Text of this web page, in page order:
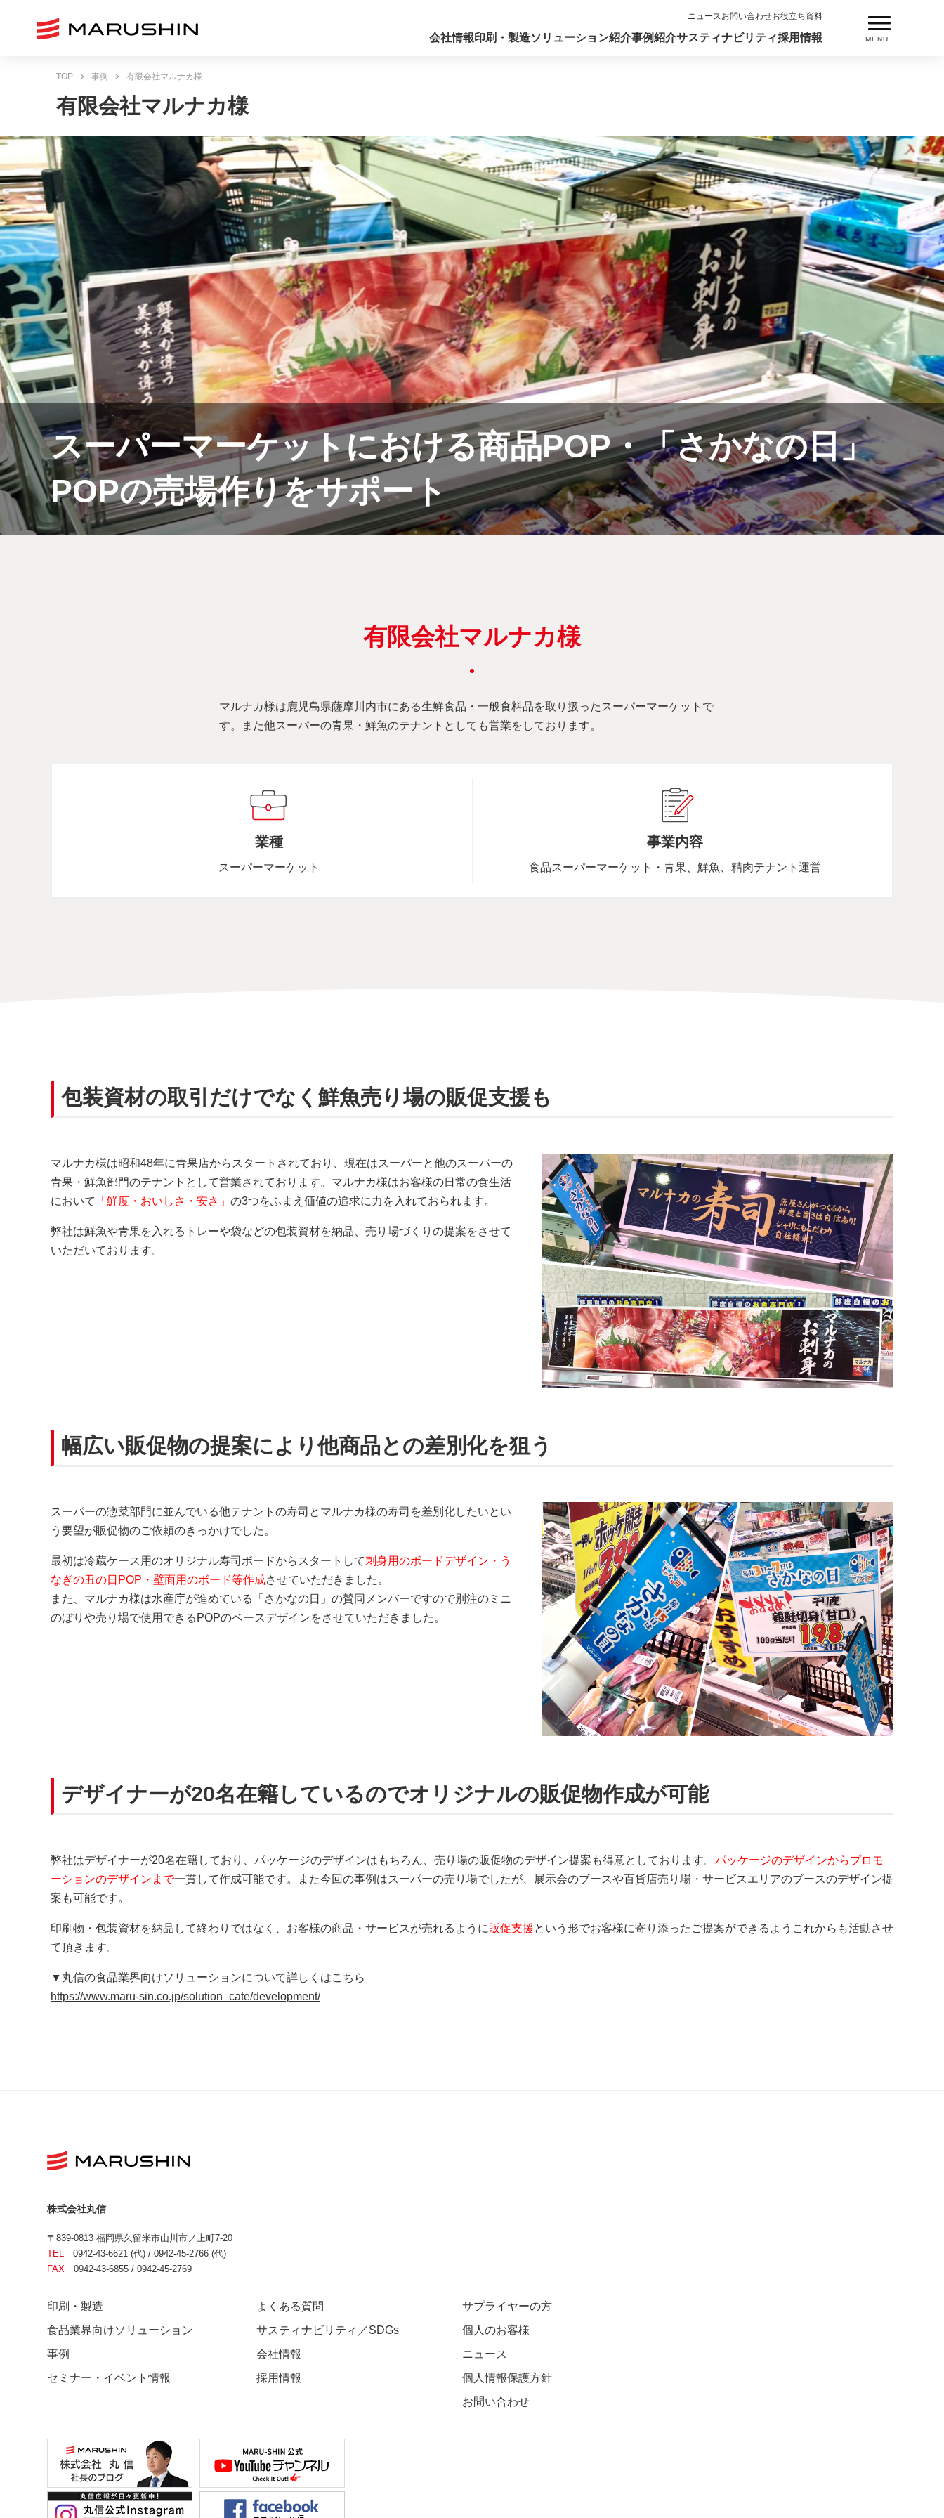
ニュースお問い合わせお役立ち資料
会社情報印刷・製造ソリューション紹介事例紹介サスティナビリティ採用情報 MENU
TOP 事例 有限会社マルナカ様
有限会社マルナカ様
スーパーマーケットにおける商品POP・「さかなの日」
POPの売場作りをサポート
有限会社マルナカ様
マルナカ様は鹿児島県薩摩川内市にある生鮮食品・一般食料品を取り扱ったスーパーマーケットで
す。また他スーパーの青果・鮮魚のテナントとしても営業をしております。
業種
スーパーマーケット
事業内容
食品スーパーマーケット・青果、鮮魚、精肉テナント運営
包装資材の取引だけでなく鮮魚売り場の販促支援も
マルナカ様は昭和48年に青果店からスタートされており、現在はスーパーと他のスーパーの
青果・鮮魚部門のテナントとして営業されております。マルナカ様はお客様の日常の食生活
において
「鮮度・おいしさ・安さ」 の3つをふまえ価値の追求に力を入れておられます。
弊社は鮮魚や青果を入れるトレーや袋などの包装資材を納品、売り場づくりの提案をさせて
いただいております。
幅広い販促物の提案により他商品との差別化を狙う
スーパーの惣菜部門に並んでいる他テナントの寿司とマルナカ様の寿司を差別化したいとい
う要望が販促物のご依頼のきっかけでした。
最初は冷蔵ケース用のオリジナル寿司ボードからスタートして刺身用のボードデザイン・う
なぎの丑の日POP・壁面用のボード等作成させていただきました。
また、マルナカ様は水産庁が進めている「さかなの日」の賛同メンバーですので別注のミニ
のぼりや売り場で使用できるPOPのベースデザインをさせていただきました。
デザイナーが20名在籍しているのでオリジナルの販促物作成が可能
弊社はデザイナーが20名在籍しており、パッケージのデザインはもちろん、売り場の販促物のデザイン提案も得意としております。 パッケージのデザインからプロモ
ーションのデザインまで一貫して作成可能です。また今回の事例はスーパーの売り場でしたが、展示会のブースや百貨店売り場・サービスエリアのブースのデザイン提
案も可能です。
印刷物・包装資材を納品して終わりではなく、お客様の商品・サービスが売れるように販促支援という形でお客様に寄り添ったご提案ができるようこれからも活動させ
て頂きます。
▼丸信の食品業界向けソリューションについて詳しくはこちら
https://www.maru-sin.co.jp/solution_cate/development/
株式会社丸信
〒839-0813 福岡県久留米市山川市ノ上町7-20
TEL 0942-43-6621 (代) / 0942-45-2766 (代)
FAX 0942-43-6855 / 0942-45-2769
印刷・製造
食品業界向けソリューション
事例
セミナー・イベント情報
よくある質問
サスティナビリティ／SDGs
会社情報
採用情報
サプライヤーの方
個人のお客様
ニュース
個人情報保護方針
お問い合わせ